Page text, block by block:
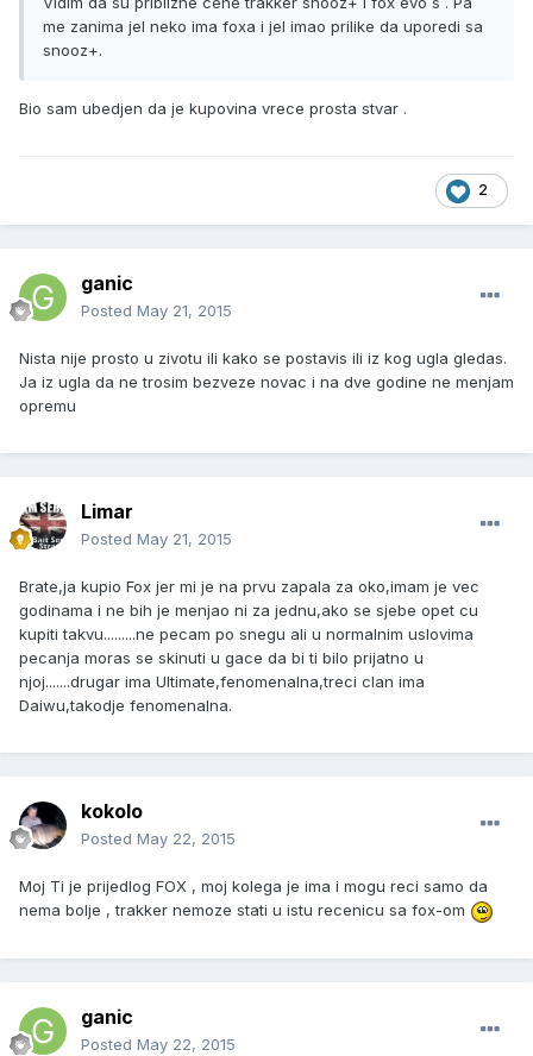
me zanima jel neko ima foxa i jel imao prilike da uporedi sa
snooz+.
Bio sam ubedjen da je kupovina vrece prosta stvar .
2
ganic
Posted May 21, 2015
Nista nije prosto u zivotu ili kako se postavis ili iz kog ugla gledas.
Ja iz ugla da ne trosim bezveze novac i na dve godine ne menjam
opremu
Limar
Posted May 21, 2015
Brate,ja kupio Fox jer mi je na prvu zapala za oko,imam je vec
godinama i ne bih je menjao ni za jednu,ako se sjebe opet cu
kupiti takvu.........ne pecam po snegu ali u normalnim uslovima
pecanja moras se skinuti u gace da bi ti bilo prijatno u
njoj.......drugar ima Ultimate,fenomenalna,treci clan ima
Daiwu,takodje fenomenalna.
kokolo
Posted May 22, 2015
Moj Ti je prijedlog FOX , moj kolega je ima i mogu reci samo da
nema bolje , trakker nemoze stati u istu recenicu sa fox-om
ganic
Posted May 22, 2015